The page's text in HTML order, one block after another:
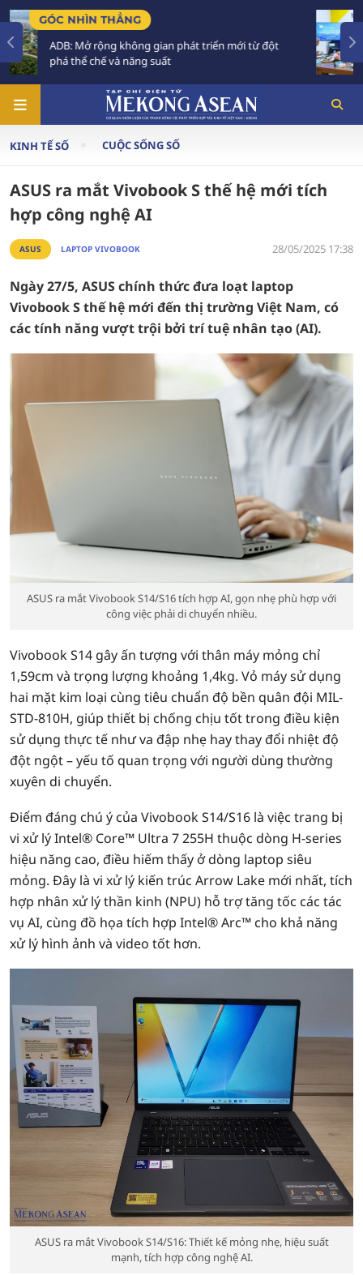
TIÊU ĐIỂM
Tăng trưởng trong không gian phát triển mới:
Phải xây dựng thực lực đủ mạnh
KINH TẾ SỐ CUỘC SỐNG SỐ
ASUS ra mắt Vivobook S thế hệ mới tích
hợp công nghệ AI
ASUS LAPTOP VIVOBOOK 28/05/2025 17:38
Ngày 27/5, ASUS chính thức đưa loạt laptop
Vivobook S thế hệ mới đến thị trường Việt Nam, có
các tính năng vượt trội bởi trí tuệ nhân tạo (AI).
ASUS ra mắt Vivobook S14/S16 tích hợp AI, gọn nhẹ phù hợp với
công việc phải di chuyển nhiều.
Vivobook S14 gây ấn tượng với thân máy mỏng chỉ
1,59cm và trọng lượng khoảng 1,4kg. Vỏ máy sử dụng
hai mặt kim loại cùng tiêu chuẩn độ bền quân đội MIL-
STD-810H, giúp thiết bị chống chịu tốt trong điều kiện
sử dụng thực tế như va đập nhẹ hay thay đổi nhiệt độ
đột ngột – yếu tố quan trọng với người dùng thường
xuyên di chuyển.
Điểm đáng chú ý của Vivobook S14/S16 là việc trang bị
vi xử lý Intel® Core™ Ultra 7 255H thuộc dòng H-series
hiệu năng cao, điều hiếm thấy ở dòng laptop siêu
mỏng. Đây là vi xử lý kiến trúc Arrow Lake mới nhất, tích
hợp nhân xử lý thần kinh (NPU) hỗ trợ tăng tốc các tác
vụ AI, cùng đồ họa tích hợp Intel® Arc™ cho khả năng
xử lý hình ảnh và video tốt hơn.
ASUS ra mắt Vivobook S14/S16: Thiết kế mỏng nhẹ, hiệu suất
mạnh, tích hợp công nghệ AI.